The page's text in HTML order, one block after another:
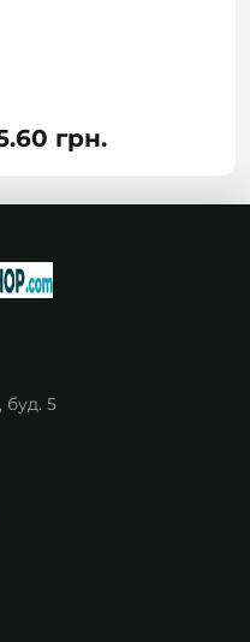
грн.
буд. 5